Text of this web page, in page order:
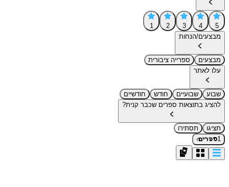
5
4
3
2
1
מבצעים/הנחות
מבצעים
ספרייה ציבורית
עלו לאתר
שבוע שבועיים חודש
חודשיים
להציג בתוצאות ספרים שכבר קנית?
תציגו
תסתירו
1ספרים›